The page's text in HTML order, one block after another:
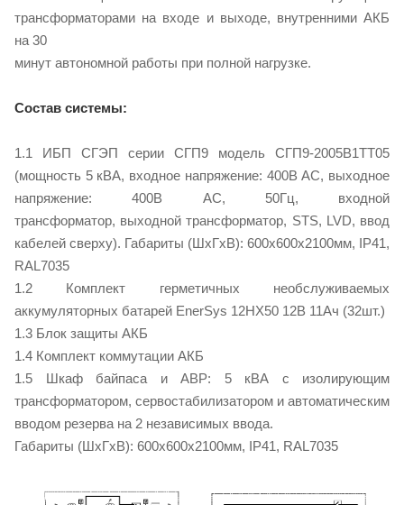
трансформаторами на входе и выходе, внутренними АКБ
на 30
минут автономной работы при полной нагрузке.
Состав системы:
1.1 ИБП СГЭП серии СГП9 модель СГП9-2005В1TT05
(мощность 5 кВА, входное напряжение: 400В AC, выходное
напряжение: 400В AC, 50Гц, входной
трансформатор, выходной трансформатор, STS, LVD, ввод
кабелей сверху). Габариты (ШxГxВ): 600x600x2100мм, IP41,
RAL7035
1.2 Комплект герметичных необслуживаемых
аккумуляторных батарей EnerSys 12HX50 12В 11Ач (32шт.)
1.3 Блок защиты АКБ
1.4 Комплект коммутации АКБ
1.5 Шкаф байпаса и АВР: 5 кВА с изолирующим
трансформатором, сервостабилизатором и автоматическим
вводом резерва на 2 независимых ввода.
Габариты (ШxГxВ): 600x600x2100мм, IP41, RAL7035